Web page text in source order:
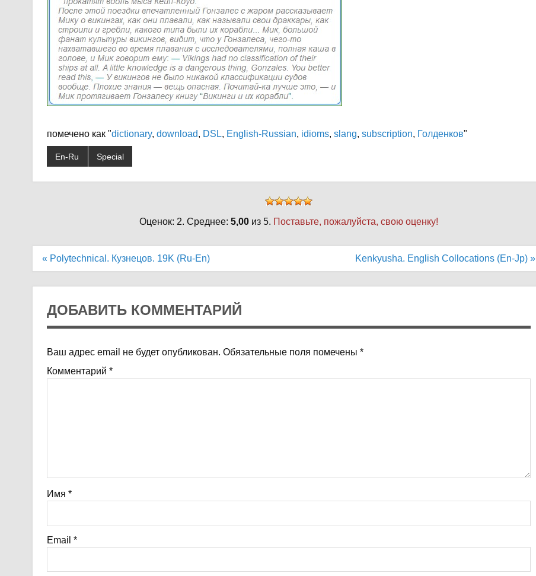
помечено как "dictionary, download, DSL, English-Russian, idioms, slang, subscription, Голденков"
En-Ru Special
Оценок: 2. Среднее: 5,00из 5. Поставьте, пожалуйста, свою оценку!
Навигация
« Polytechnical. Кузнецов. 19K (Ru-En) Kenkyusha. English Collocations (En-Jp) »
ДОБАВИТЬ КОММЕНТАРИЙ
Ваш адрес email не будет опубликован. Обязательные поля помечены *
Комментарий *
Имя *
Email *